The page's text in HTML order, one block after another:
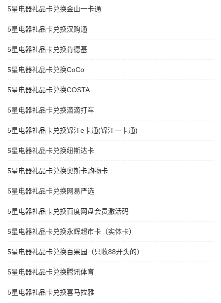
5星电器礼品卡兑换金山一卡通
5星电器礼品卡兑换汉购通
5星电器礼品卡兑换肯德基
5星电器礼品卡兑换CoCo
5星电器礼品卡兑换COSTA
5星电器礼品卡兑换滴滴打车
5星电器礼品卡兑换锦江e卡通(锦江一卡通)
5星电器礼品卡兑换纽斯达卡
5星电器礼品卡兑换奥斯卡购物卡
5星电器礼品卡兑换网易严选
5星电器礼品卡兑换百度网盘会员激活码
5星电器礼品卡兑换永辉超市卡（实体卡）
5星电器礼品卡兑换百果园（只收88开头的）
5星电器礼品卡兑换腾讯体育
5星电器礼品卡兑换喜马拉雅